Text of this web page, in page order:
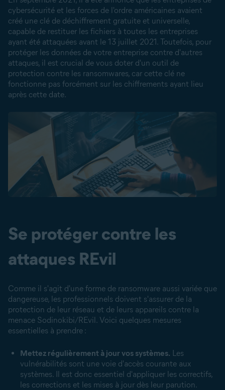
cybersécurité et les forces de l'ordre américaines avaient
créé une clé de déchiffrement gratuite et universelle,
capable de restituer les fichiers à toutes les entreprises
ayant été attaquées avant le 13 juillet 2021. Toutefois, pour
protéger les données de votre entreprise contre d'autres
attaques, il est crucial de vous doter d'un outil de
protection contre les ransomwares, car cette clé ne
fonctionne pas forcément sur les chiffrements ayant lieu
après cette date.
Se protéger contre les
attaques REvil
Comme il s'agit d'une forme de ransomware aussi variée que
dangereuse, les professionnels doivent s'assurer de la
protection de leur réseau et de leurs appareils contre la
menace Sodinokibi/REvil. Voici quelques mesures
essentielles à prendre :
Mettez régulièrement à jour vos systèmes. Les
vulnérabilités sont une voie d'accès courante aux
systèmes. Il est donc essentiel d'appliquer les correctifs,
les corrections et les mises à jour dès leur parution.